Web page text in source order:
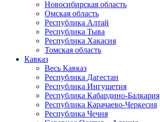
Новосибирская область
Омская область
Республика Алтай
Республика Тыва
Республика Хакасия
Томская область
Кавказ
Весь Кавказ
Республика Дагестан
Республика Ингушетия
Республика Кабардино-Балкария
Республика Карачаево-Черкесия
Республика Чечня